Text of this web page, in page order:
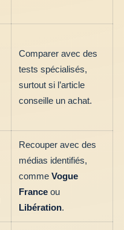
Comparer avec des
tests spécialisés,
surtout si l’article
conseille un achat.
Recouper avec des
médias identifiés,
comme Vogue
France ou
Libération.